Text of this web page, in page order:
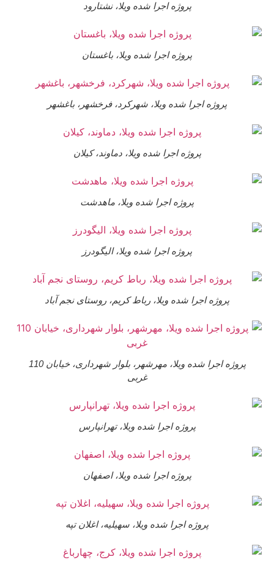
پروژه اجرا شده ویلا، نشتارود
پروژه اجرا شده ویلا، باغستان
پروژه اجرا شده ویلا، شهرکرد، فرخشهر، باغشهر
پروژه اجرا شده ویلا، دماوند، کیلان
پروژه اجرا شده ویلا، ماهدشت
پروژه اجرا شده ویلا، الیگودرز
پروژه اجرا شده ویلا، رباط کریم، روستای نجم آباد
پروژه اجرا شده ویلا، مهرشهر، بلوار شهرداری، خیابان 110
پروژه اجرا شده ویلا، تهرانپارس
پروژه اجرا شده ویلا، اصفهان
پروژه اجرا شده ویلا، سهیلیه، اغلان تپه